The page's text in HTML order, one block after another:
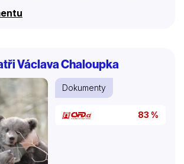
piráta a na souši hledají
Václava Chaloupka
Dokumenty
83 %